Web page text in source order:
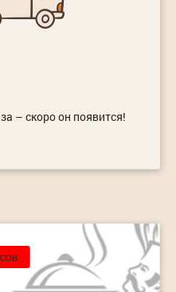
– скоро он появится!